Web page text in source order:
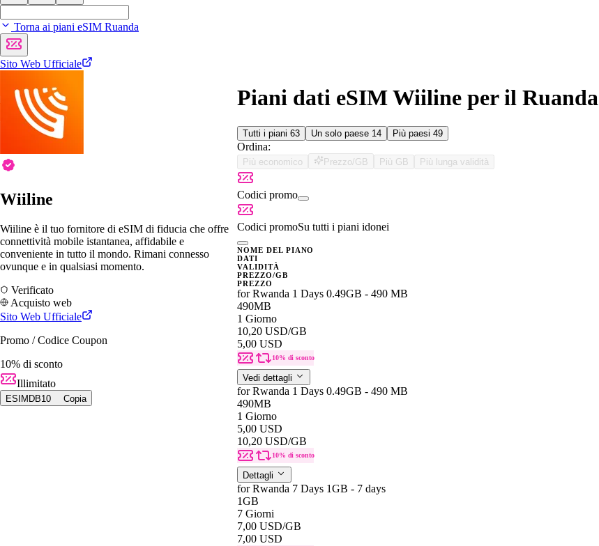
Torna ai piani eSIM Ruanda
Sito Web Ufficiale
Wiiline
Wiiline è il tuo fornitore di eSIM di fiducia che offre
connettività mobile istantanea, affidabile e
conveniente in tutto il mondo. Rimani connesso
ovunque e in qualsiasi momento.
Verificato
Acquisto web
Sito Web Ufficiale
Promo / Codice Coupon
10% di sconto
Illimitato
ESIMDB10 Copia
Piani dati eSIM Wiiline per il Ruanda
Tutti i piani 63 Un solo paese 14 Più paesi 49
Ordina:
Più economico Prezzo/GB Più GB Più lunga validità
Codici promo
Codici promoSu tutti i piani idonei
NOME DEL PIANO
DATI
VALIDITÀ
PREZZO/GB
PREZZO
for Rwanda 1 Days 0.49GB - 490 MB
490MB
1 Giorno
10,20 USD/GB
5,00 USD
10% di sconto
Vedi dettagli
for Rwanda 1 Days 0.49GB - 490 MB
490MB
1 Giorno
5,00 USD
10,20 USD/GB
10% di sconto
Dettagli
for Rwanda 7 Days 1GB - 7 days
1GB
7 Giorni
7,00 USD/GB
7,00 USD